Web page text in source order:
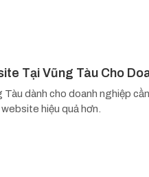
Tại Vũng Tàu Cho
dành cho doanh nghiệp
hiệu quả hơn.